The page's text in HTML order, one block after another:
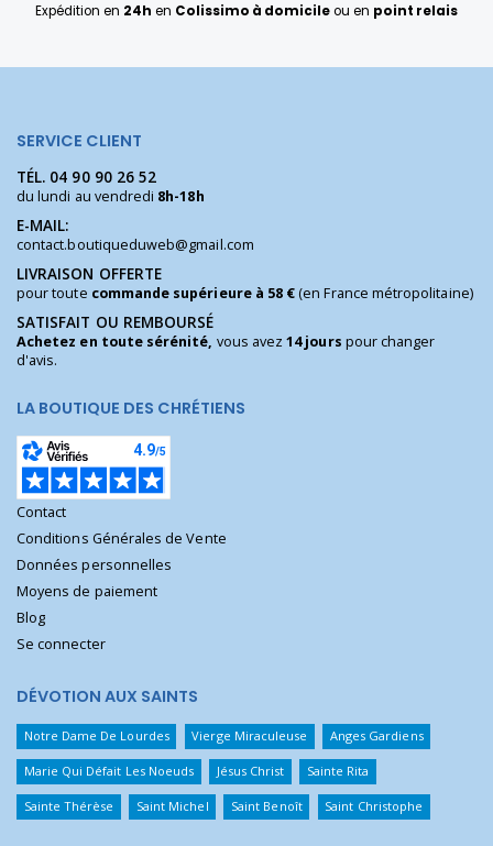
Expédition en 24h en Colissimo à domicileou en point relais
SERVICE CLIENT
TÉL. 04 90 90 26 52
du lundi au vendredi 8h-18h
E-MAIL:
contact.boutiqueduweb@gmail.com
LIVRAISON OFFERTE
pour toute commande supérieure à 58 €(en France métropolitaine)
SATISFAIT OU REMBOURSÉ
Achetez en toute sérénité, vous avez14 jours pour changer
d'avis.
LA BOUTIQUE DES CHRÉTIENS
Contact
Conditions Générales de Vente
Données personnelles
Moyens de paiement
Blog
Se connecter
DÉVOTION AUX SAINTS
Notre Dame De Lourdes Vierge Miraculeuse Anges Gardiens
Marie Qui Défait Les Noeuds Jésus Christ Sainte Rita
Sainte Thérèse Saint Michel Saint Benoît Saint Christophe